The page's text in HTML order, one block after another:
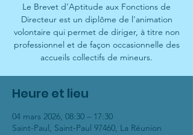
Le Brevet d’Aptitude aux Fonctions de
Directeur est un diplôme de l'animation
volontaire qui permet de diriger, à titre non
professionnel et de façon occasionnelle des
accueils collectifs de mineurs.
Heure et lieu
04 mars 2026, 08:30 – 17:30
Saint-Paul, Saint-Paul 97460, La Réunion